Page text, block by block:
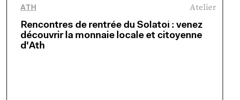
ATH Atelier
Rencontres de rentrée du Solatoi : venez
découvrir la monnaie locale et citoyenne
d'Ath